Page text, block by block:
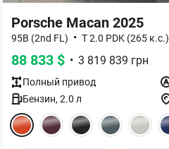
Porsche Macan 2025
95B (2nd FL) • T 2.0 PDK (265 к.с.)
88 833 $ • 3 819 839 грн
Полный привод
Бензин, 2.0 л